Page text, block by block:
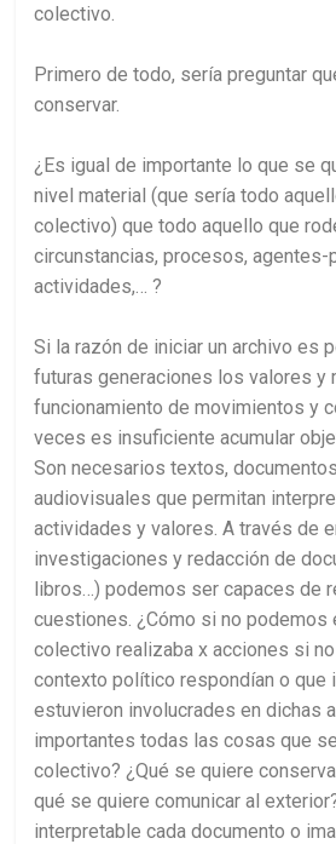
colectivo.
Primero de todo, sería preguntar
conservar.
¿Es igual de importante lo que se
nivel material (que sería todo
colectivo) que todo aquello que
circunstancias, procesos, agentes-
actividades,… ?
Si la razón de iniciar un archivo es
futuras generaciones los valores y
funcionamiento de movimientos y
veces es insuficiente acumular
Son necesarios textos,
audiovisuales que permitan
actividades y valores. A través de
investigaciones y redacción de
libros…) podemos ser capaces de
cuestiones. ¿Cómo si no podemos
colectivo realizaba x acciones si
contexto político respondían o que
estuvieron involucrades en dichas
importantes todas las cosas que
colectivo? ¿Qué se quiere
qué se quiere comunicar al
interpretable cada documento o